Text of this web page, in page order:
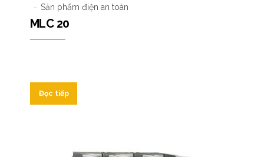
Sản phẩm điện an toàn
MLC 20
Đọc tiếp